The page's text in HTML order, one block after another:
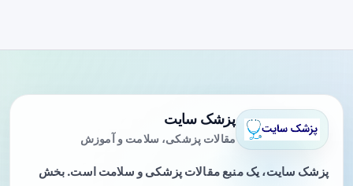
پزشک سایت
مقالات پزشکی، سلامت و آموزش
پزشک سایت، یک منبع مقالات پزشکی و سلامت است. بخش